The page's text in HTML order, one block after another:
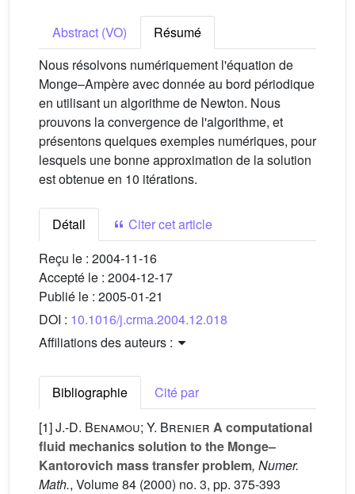
Abstract (VO)
Résumé
Nous résolvons numériquement l'équation de
Monge–Ampère avec donnée au bord périodique
en utilisant un algorithme de Newton. Nous
prouvons la convergence de l'algorithme, et
présentons quelques exemples numériques, pour
lesquels une bonne approximation de la solution
est obtenue en 10 itérations.
Détail
Citer cet article
Reçu le : 2004-11-16
Accepté le : 2004-12-17
Publié le : 2005-01-21
DOI : 10.1016/j.crma.2004.12.018
Affiliations des auteurs :
Bibliographie
Cité par
[1]J.-D. Benamou; Y. Brenier A computational
fluid mechanics solution to the Monge–
Kantorovich mass transfer problem, Numer.
Math., Volume 84 (2000) no. 3, pp. 375-393